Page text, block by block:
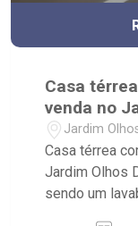
Casa
venda no
Jardim
Casa térrea
Jardim Olhos
sendo um